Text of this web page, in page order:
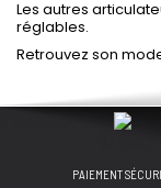
Les autres
réglables.
Retrouvez son
PAIEMENT